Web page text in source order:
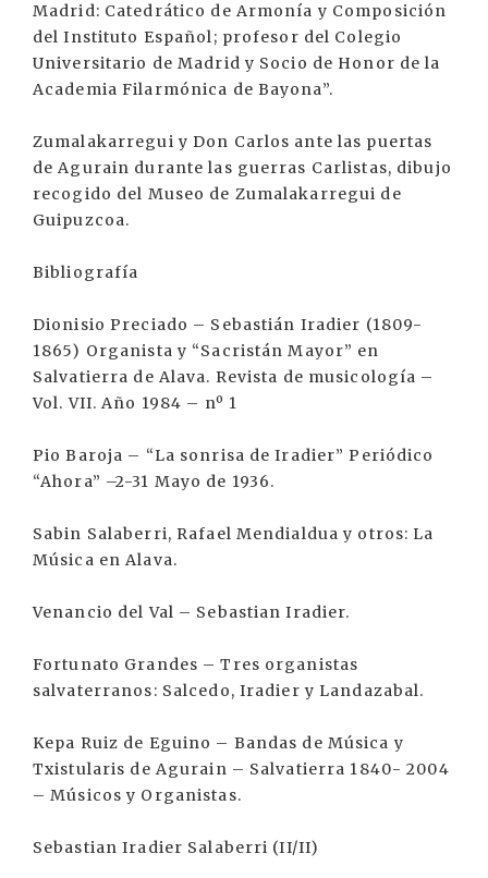
Madrid: Catedrático de Armonía y Composición
del Instituto Español; profesor del Colegio
Universitario de Madrid y Socio de Honor de la
Academia Filarmónica de Bayona”.
Zumalakarregui y Don Carlos ante las puertas
de Agurain durante las guerras Carlistas, dibujo
recogido del Museo de Zumalakarregui de
Guipuzcoa.
Bibliografía
Dionisio Preciado – Sebastián Iradier (1809-
1865) Organista y “Sacristán Mayor” en
Salvatierra de Alava. Revista de musicología –
Vol. VII. Año 1984 – nº 1
Pio Baroja – “La sonrisa de Iradier” Periódico
“Ahora” –2-31 Mayo de 1936.
Sabin Salaberri, Rafael Mendialdua y otros: La
Música en Alava.
Venancio del Val – Sebastian Iradier.
Fortunato Grandes – Tres organistas
salvaterranos: Salcedo, Iradier y Landazabal.
Kepa Ruiz de Eguino – Bandas de Música y
Txistularis de Agurain – Salvatierra 1840- 2004
– Músicos y Organistas.
Sebastian Iradier Salaberri (II/II)